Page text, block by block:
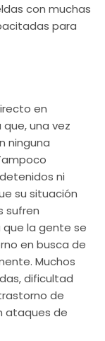
con muchas
para
en
una vez
ninguna
ni
su situación
sufren
que la gente se
en busca de
Muchos
dificultad
de
ataques de